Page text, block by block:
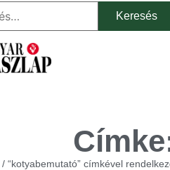
/ “kotyabemutató” címkével